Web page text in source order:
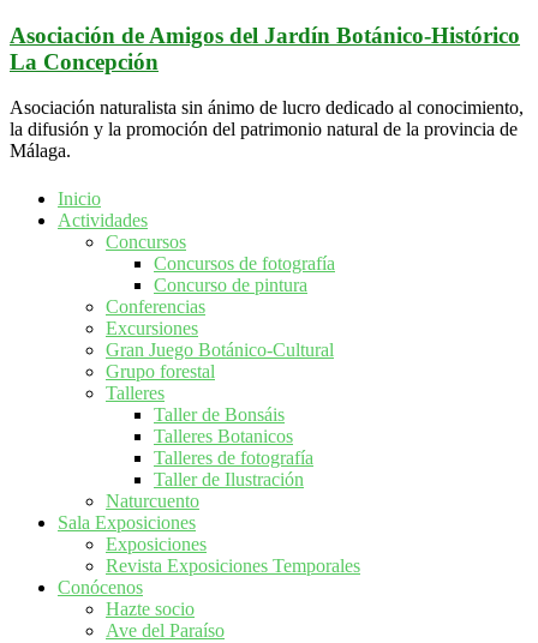
Saltar
al
contenido
Asociación de Amigos del Jardín Botánico-Histórico
La Concepción
Asociación naturalista sin ánimo de lucro dedicado al conocimiento,
la difusión y la promoción del patrimonio natural de la provincia de
Málaga.
Inicio
Actividades
Concursos
Concursos de fotografía
Concurso de pintura
Conferencias
Excursiones
Gran Juego Botánico-Cultural
Grupo forestal
Talleres
Taller de Bonsáis
Talleres Botanicos
Talleres de fotografía
Taller de Ilustración
Naturcuento
Sala Exposiciones
Exposiciones
Revista Exposiciones Temporales
Conócenos
Hazte socio
Ave del Paraíso